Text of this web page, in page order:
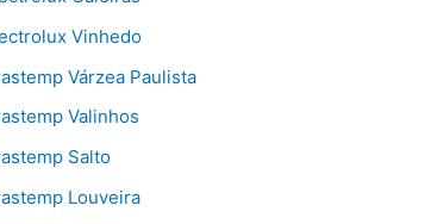
Vinhedo
Várzea Paulista
Valinhos
Salto
Louveira